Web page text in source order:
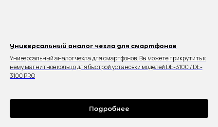
Универсальный аналог чехла для смартфонов
Универсальный аналог чехла для смартфонов. Вы можете прикрутить к
нему магнитное кольцо для быстрой установки моделей DE-3100 / DE-
3100 PRO
Подробнее